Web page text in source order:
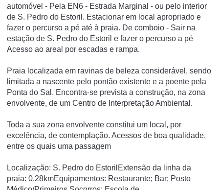
automóvel - Pela EN6 - Estrada Marginal - ou pelo interior
de S. Pedro do Estoril. Estacionar em local apropriado e
fazer o percurso a pé até à praia. De comboio - Sair na
estação de S. Pedro do Estoril e fazer o percurso a pé
Acesso ao areal por escadas e rampa.
Praia localizada em ravinas de beleza considerável, sendo
limitada a nascente pelo pontão existente e a poente pela
Ponta do Sal. Encontra-se prevista a construção, na zona
envolvente, de um Centro de Interpretação Ambiental.
Toda a sua zona envolvente constitui um local, por
excelência, de contemplação. Acessos de boa qualidade,
entre os quais uma passagem
Localização: S. Pedro do EstorilExtensão da linha da
praia: 0,28kmEquipamentos: Restaurante; Bar; Posto